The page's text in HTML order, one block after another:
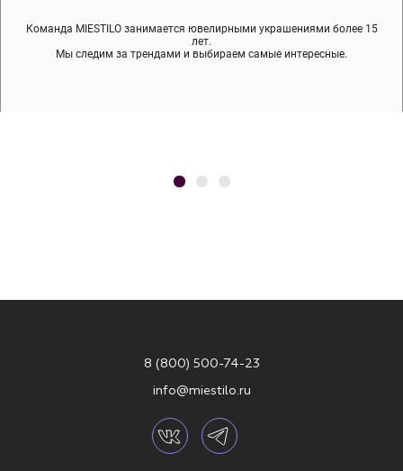
Команда MIESTILO занимается ювелирными украшениями более 15
лет.
Мы следим за трендами и выбираем самые интересные.
Мы используем покрытие (родий, ювелирный сплав), которое не
содержит никеля и свинца — это исключает аллергию.
Во время доставки спокойно примеряйте украшения, выбирайте те,
что вам нравятся, остальные заберёт курьер.
8 (800) 500-74-23
info@miestilo.ru